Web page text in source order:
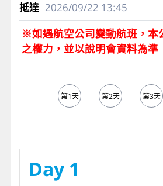
2026/09/22 13:45
※如遇航空公司變動航班，本
之權力，並以說明會資料為準
第1天 第2天 第3天
Day 1